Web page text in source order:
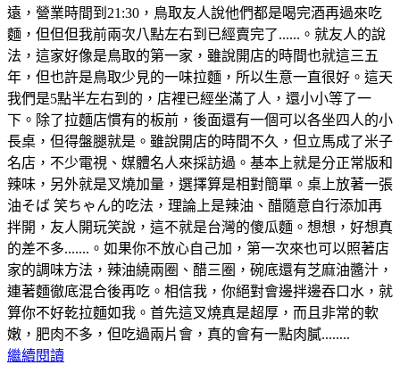
遠，營業時間到21:30，鳥取友人說他們都是喝完酒再過來吃
麵，但但但我前兩次八點左右到已經賣完了......。就友人的說
法，這家好像是鳥取的第一家，雖說開店的時間也就這三五
年，但也許是鳥取少見的一味拉麵，所以生意一直很好。這天
我們是5點半左右到的，店裡已經坐滿了人，還小小等了一
下。除了拉麵店慣有的板前，後面還有一個可以各坐四人的小
長桌，但得盤腿就是。雖說開店的時間不久，但立馬成了米子
名店，不少電視、媒體名人來採訪過。基本上就是分正常版和
辣味，另外就是叉燒加量，選擇算是相對簡單。桌上放著一張
油そば 笑ちゃん的吃法，理論上是辣油、醋隨意自行添加再
拌開，友人開玩笑說，這不就是台灣的傻瓜麵。想想，好想真
的差不多.......。如果你不放心自己加，第一次來也可以照著店
家的調味方法，辣油繞兩圈、醋三圈，碗底還有芝麻油醬汁，
連著麵徹底混合後再吃。相信我，你絕對會邊拌邊吞口水，就
算你不好乾拉麵如我。首先這叉燒真是超厚，而且非常的軟
嫩，肥肉不多，但吃過兩片會，真的會有一點肉膩........
繼續閱讀